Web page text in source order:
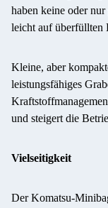
haben keine oder
leicht auf überfüllten
Kleine, aber
leistungsfähiges
und steigert die
Vielseitigkeit
Der Komatsu-